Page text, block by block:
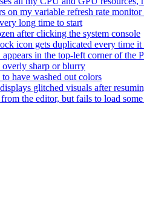
on my variable refresh rate
long time to start
after clicking the system console
icon gets duplicated every time
in the top-left corner of the
overly sharp or blurry
have washed out colors
glitched visuals after
the editor, but fails to load